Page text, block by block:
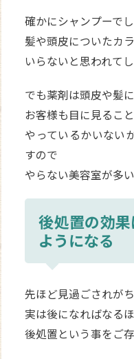
確かにシャンプーで
髪や頭皮についたカ
いらないと思われて
でも薬剤は頭皮や髪
お客様も目に見るこ
やっているかいない
すので
やらない美容室が多
後処置の効
ようになる
先ほど見過ごされが
実は後になればなる
後処置という事をご